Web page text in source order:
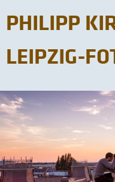
PHILIPP
LEIPZIG-